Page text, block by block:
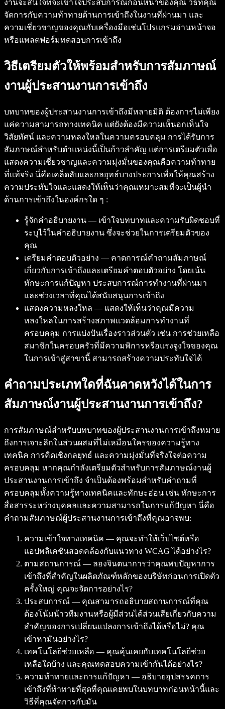
งานจะสนใจที่จะเข้าใจประสบการณ์ก่อนหน้าของคุณ วิธีที่คุณ
จัดการกับความท้าทายด้านการเข้าถึงในงานที่ผ่านมา และ
ความเชี่ยวชาญของคุณกับเครื่องมือเช่นโปรแกรมอ่านหน้าจอ
หรือแพลตฟอร์มทดสอบการเข้าถึง
วิธีเตรียมตัวให้พร้อมสำหรับการสัมภาษณ์
งานผู้ประสานงานการเข้าถึง
บทบาทของผู้ประสานงานการเข้าถึงมีหลายมิติ ต้องการไม่เพียง
แค่ความสามารถทางเทคนิค แต่ยังต้องมีความเห็นอกเห็นใจ
วิสัยทัศน์ และความหลงใหลในความครอบคลุม การได้รับการ
สัมภาษณ์สำหรับตำแหน่งนี้เป็นก้าวสำคัญ แต่การเตรียมตัวเพื่อ
แสดงความเชี่ยวชาญและความมุ่งมั่นของคุณคือความท้าทาย
ที่แท้จริง นี่คือเคล็ดลับและกลยุทธ์บางประการเพื่อให้คุณสร้าง
ความประทับใจและแสดงให้เห็นว่าคุณเหมาะสมที่จะเป็นผู้นำ
ด้านการเข้าถึงในองค์กรใด ๆ :
รู้จักคำอธิบายงาน — เข้าใจบทบาทและความรับผิดชอบที่
ระบุไว้ในคำอธิบายงาน ซึ่งจะช่วยในการเตรียมตัวของ
คุณ
เตรียมคำตอบตัวอย่าง — คาดการณ์คำถามสัมภาษณ์
เกี่ยวกับการเข้าถึงและเตรียมคำตอบตัวอย่าง โดยเน้น
ทักษะการแก้ปัญหา ประสบการณ์การทำงานที่ผ่านมา
และช่วงเวลาที่คุณได้สนับสนุนการเข้าถึง
แสดงความหลงใหล — แสดงให้เห็นว่าคุณมีความ
หลงใหลในการสร้างสภาพแวดล้อมการทำงานที่
ครอบคลุม การแบ่งปันเรื่องราวส่วนตัว เช่น การช่วยเหลือ
สมาชิกในครอบครัวที่มีความพิการหรือแรงจูงใจของคุณ
ในการเข้าสู่สาขานี้ สามารถสร้างความประทับใจได้
คำถามประเภทใดที่ฉันคาดหวังได้ในการ
สัมภาษณ์งานผู้ประสานงานการเข้าถึง?
การสัมภาษณ์สำหรับบทบาทของผู้ประสานงานการเข้าถึงหมาย
ถึงการเจาะลึกในส่วนผสมที่ไม่เหมือนใครของความรู้ทาง
เทคนิค การคิดเชิงกลยุทธ์ และความมุ่งมั่นที่จริงใจต่อความ
ครอบคลุม หากคุณกำลังเตรียมตัวสำหรับการสัมภาษณ์งานผู้
ประสานงานการเข้าถึง จำเป็นต้องพร้อมสำหรับคำถามที่
ครอบคลุมทั้งความรู้ทางเทคนิคและทักษะอ่อน เช่น ทักษะการ
สื่อสารระหว่างบุคคลและความสามารถในการแก้ปัญหา นี่คือ
คำถามสัมภาษณ์ผู้ประสานงานการเข้าถึงที่คุณอาจพบ:
ความเข้าใจทางเทคนิค — คุณจะทำให้เว็บไซต์หรือ
แอปพลิเคชันสอดคล้องกับแนวทาง WCAG ได้อย่างไร?
ตามสถานการณ์ — ลองจินตนาการว่าคุณพบปัญหาการ
เข้าถึงที่สำคัญในผลิตภัณฑ์หลักของบริษัทก่อนการเปิดตัว
ครั้งใหญ่ คุณจะจัดการอย่างไร?
ประสบการณ์ — คุณสามารถอธิบายสถานการณ์ที่คุณ
ต้องโน้มน้าวทีมงานหรือผู้มีส่วนได้ส่วนเสียเกี่ยวกับความ
สำคัญของการเปลี่ยนแปลงการเข้าถึงได้หรือไม่? คุณ
เข้าหามันอย่างไร?
เทคโนโลยีช่วยเหลือ — คุณคุ้นเคยกับเทคโนโลยีช่วย
เหลือใดบ้าง และคุณทดสอบความเข้ากันได้อย่างไร?
ความท้าทายและการแก้ปัญหา — อธิบายอุปสรรคการ
เข้าถึงที่ท้าทายที่สุดที่คุณเคยพบในบทบาทก่อนหน้านี้และ
วิธีที่คุณจัดการกับมัน